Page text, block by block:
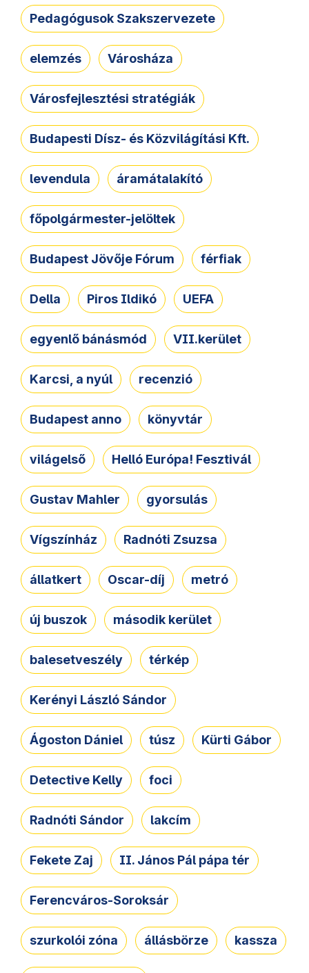
Pedagógusok Szakszervezete
elemzés Városháza
Városfejlesztési stratégiák
Budapesti Dísz- és Közvilágítási Kft.
levendula áramátalakító
főpolgármester-jelöltek
Budapest Jövője Fórum férfiak
Della Piros Ildikó UEFA
egyenlő bánásmód VII.kerület
Karcsi, a nyúl recenzió
Budapest anno könyvtár
világelső Helló Európa! Fesztivál
Gustav Mahler gyorsulás
Vígszínház Radnóti Zsuzsa
állatkert Oscar-díj metró
új buszok második kerület
balesetveszély térkép
Kerényi László Sándor
Ágoston Dániel túsz Kürti Gábor
Detective Kelly foci
Radnóti Sándor lakcím
Fekete Zaj II. János Pál pápa tér
Ferencváros-Soroksár
szurkolói zóna állásbörze kassza